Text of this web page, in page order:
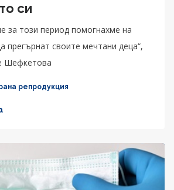
си
за този период помогнахме на
прегърнат своите мечтани деца“,
Шефкетова
репродукция